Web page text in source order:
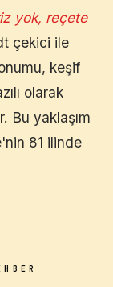
yok, reçete
çekici ile
keşif
olarak
Bu yaklaşım
81 ilinde